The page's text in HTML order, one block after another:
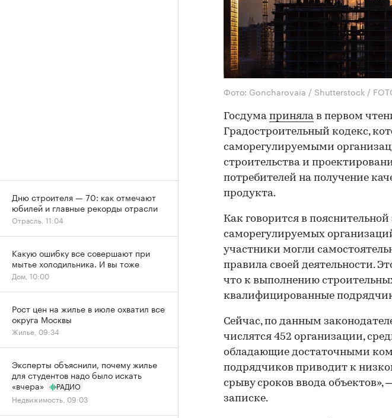
Фото: Goncharovaia / Shutterstock /
Госдума приняла в первом
Градостроительный кодекс,
саморегулируемыми
строительства и
потребителей на получение
продукта.
Как говорится в
саморегулируемых
участники могли
правила своей деятельности.
что к выполнению
квалифицированные
Сейчас, по данным
числятся 452 организации,
обладающие достаточными
подрядчиков приводит к
срыву сроков ввода объектов»,
записке.
Дню строителя — 70: как отмечают
юбилей и главные рекорды отрасли
Отрасль, 11:04
Какую ошибку все совершают при
мытье холодильника. И вы тоже
Дом, 10:00
Рост цен на жилье в июле охватил все
округа Москвы
Жилье, 09:34
Эксперты объяснили, почему жилье
для студентов надо было искать
«вчера»
РАДИО
Недвижимость, 09:03